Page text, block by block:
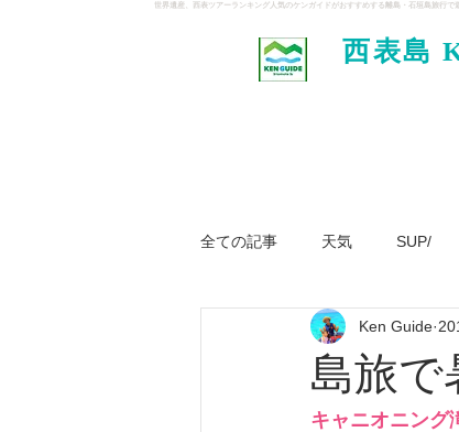
世界遺産、西表ツアーランキング人気のケンガイドがおすすめする離島・石垣島旅行
西表島
全ての記事 天気 SUP/
ジャングル大冒険ツアー
島旅で
Ken Guide
キャニオニン